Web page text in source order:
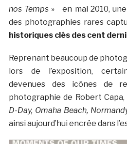
nos Temps » en mai 2010, une
des photographies rares
historiques clés des cent
Reprenant beaucoup de
lors de l’exposition,
devenues des icônes de
photographie de Robert
D-Day, Omaha Beach,
ainsi aujourd’hui encrée dans